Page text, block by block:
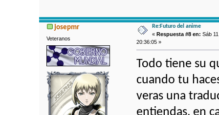
josepmr
Veteranos
Re:Futuro del anime
« Respuesta #8 en: Sáb
20:36:05 »
Todo tiene su
cuando tu
veras una
entiendas, en